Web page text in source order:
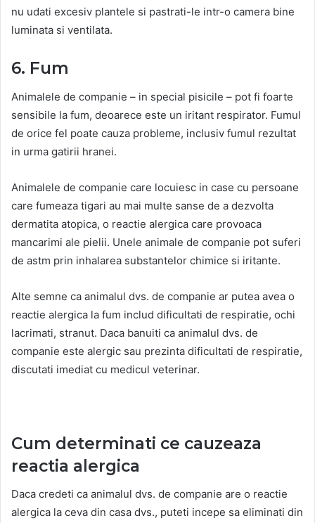
nu udati excesiv plantele si pastrati-le intr-o camera bine
luminata si ventilata.
6. Fum
Animalele de companie – in special pisicile – pot fi foarte
sensibile la fum, deoarece este un iritant respirator. Fumul
de orice fel poate cauza probleme, inclusiv fumul rezultat
in urma gatirii hranei.
Animalele de companie care locuiesc in case cu persoane
care fumeaza tigari au mai multe sanse de a dezvolta
dermatita atopica, o reactie alergica care provoaca
mancarimi ale pielii. Unele animale de companie pot suferi
de astm prin inhalarea substantelor chimice si iritante.
Alte semne ca animalul dvs. de companie ar putea avea o
reactie alergica la fum includ dificultati de respiratie, ochi
lacrimati, stranut. Daca banuiti ca animalul dvs. de
companie este alergic sau prezinta dificultati de respiratie,
discutati imediat cu medicul veterinar.
Cum determinati ce cauzeaza
reactia alergica
Daca credeti ca animalul dvs. de companie are o reactie
alergica la ceva din casa dvs., puteti incepe sa eliminati din